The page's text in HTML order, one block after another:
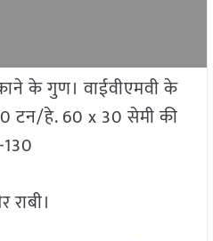
के गुण। वाईवीएमवी के
टन/हे. 60 x 30 सेमी की